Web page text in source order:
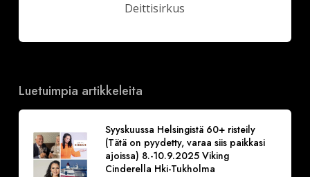
Deittisirkus
Luetuimpia artikkeleita
Syyskuussa Helsingistä 60+ risteily
(Tätä on pyydetty, varaa siis paikkasi
ajoissa) 8.-10.9.2025 Viking
Cinderella Hki-Tukholma